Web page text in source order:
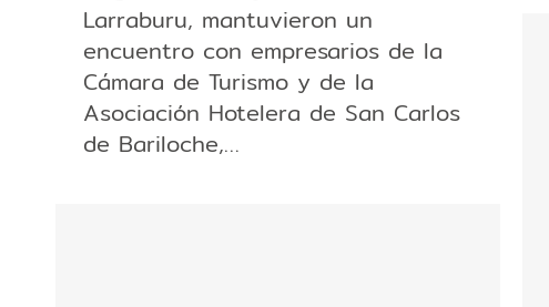
Larraburu, mantuvieron un
encuentro con empresarios de la
Cámara de Turismo y de la
Asociación Hotelera de San Carlos
de Bariloche,…